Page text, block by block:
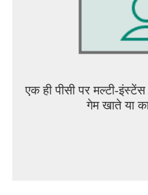
एक ही पीसी पर मल्टी-
गेम खाते या